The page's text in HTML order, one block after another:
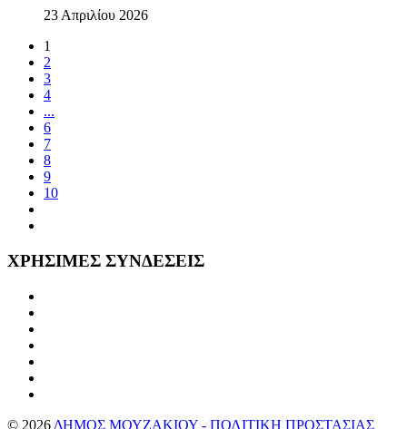
23 Απριλίου 2026
1
2
3
4
...
6
7
8
9
10
ΧΡΗΣΙΜΕΣ ΣΥΝΔΕΣΕΙΣ
© 2026 ΔΗΜΟΣ ΜΟΥΖΑΚΙΟΥ - ΠΟΛΙΤΙΚΗ ΠΡΟΣΤΑΣΙΑΣ